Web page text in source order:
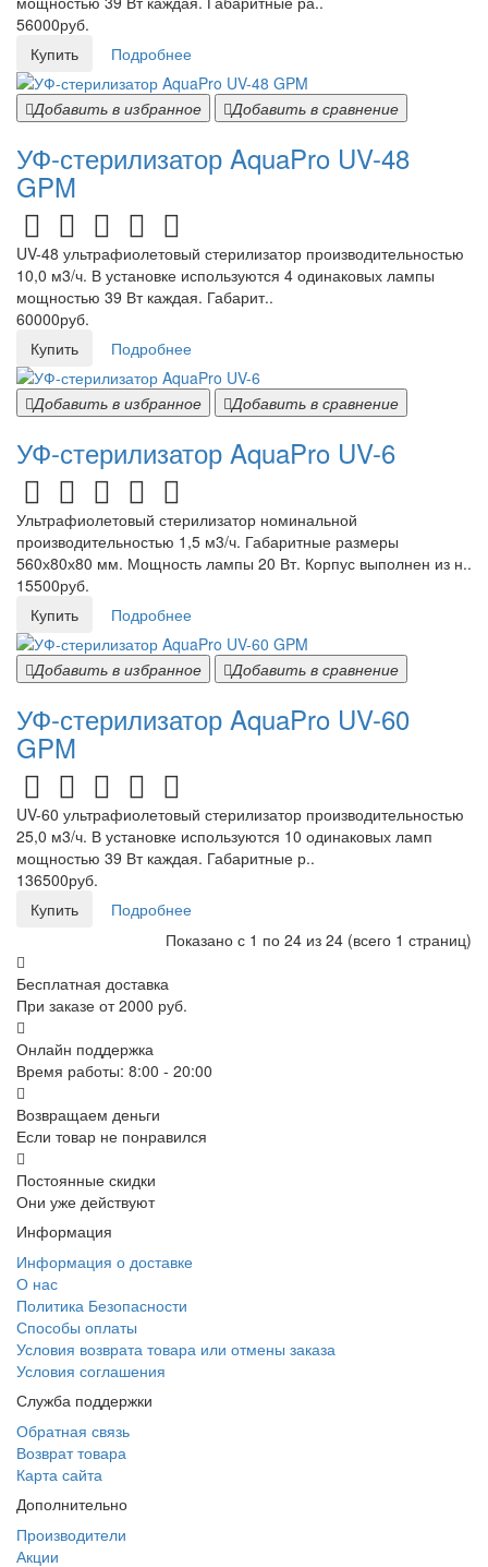
56000руб.
Купить
Подробнее
Добавить в избранное Добавить в сравнение
УФ-стерилизатор AquaPro UV-48
GPM
UV-48 ультрафиолетовый стерилизатор производительностью
10,0 м3/ч. В установке используются 4 одинаковых лампы
мощностью 39 Вт каждая. Габарит..
60000руб.
Купить
Подробнее
Добавить в избранное Добавить в сравнение
УФ-стерилизатор AquaPro UV-6
Ультрафиолетовый стерилизатор номинальной
производительностью 1,5 м3/ч. Габаритные размеры
560х80х80 мм. Мощность лампы 20 Вт. Корпус выполнен из н..
15500руб.
Купить
Подробнее
Добавить в избранное Добавить в сравнение
УФ-стерилизатор AquaPro UV-60
GPM
UV-60 ультрафиолетовый стерилизатор производительностью
25,0 м3/ч. В установке используются 10 одинаковых ламп
мощностью 39 Вт каждая. Габаритные р..
136500руб.
Купить
Подробнее
Показано с 1 по 24 из 24 (всего 1 страниц)
Бесплатная доставка
При заказе от 2000 руб.
Онлайн поддержка
Время работы: 8:00 - 20:00
Возвращаем деньги
Если товар не понравился
Постоянные скидки
Они уже действуют
Информация
Информация о доставке
О нас
Политика Безопасности
Способы оплаты
Условия возврата товара или отмены заказа
Условия соглашения
Служба поддержки
Обратная связь
Возврат товара
Карта сайта
Дополнительно
Производители
Акции